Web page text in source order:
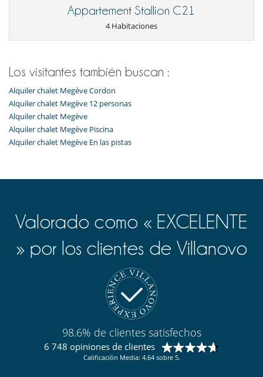
Appartement Stallion C21
4 Habitaciones
Los visitantes también buscan :
Alquiler chalet Megève Cordon
Alquiler chalet Megève 12 personas
Alquiler chalet Megève
Alquiler chalet Megève Piscina
Alquiler chalet Megève En las pistas
Valorado como « EXCELENTE
» por los clientes de Villanovo
98.6% de clientes satisfechos
6 748 opiniones de clientes
Calificación Media: 4.64 sobre 5.